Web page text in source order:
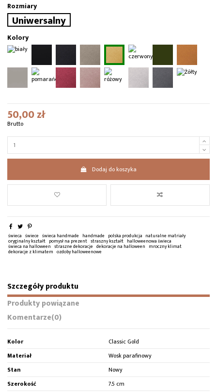
Rozmiary
Uniwersalny
Kolory
50,00 zł
Brutto
Dodaj do koszyka
świeca świece świeca handmade handmade polska produkcja naturalne matriały
oryginalny kształt pomysł na prezent straszny kształt halloweenowa świeca
świeca na halloween straszne dekoracje dekoracje na halloween mroczny klimat
dekoracje z klimatem ozdoby halloweenowe
Szczegóły produktu
Produkty powiązane
Komentarze(0)
Kolor
Classic Gold
Materiał
Wosk parafinowy
Stan
Nowy
Szerokość
7.5 cm